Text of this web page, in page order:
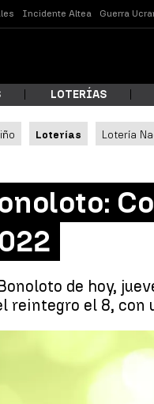
Incidente Altea Guerra
¿Qué estás
Buscar
LOTERÍAS
Loterías Lotería
de hoy,
el 8, con